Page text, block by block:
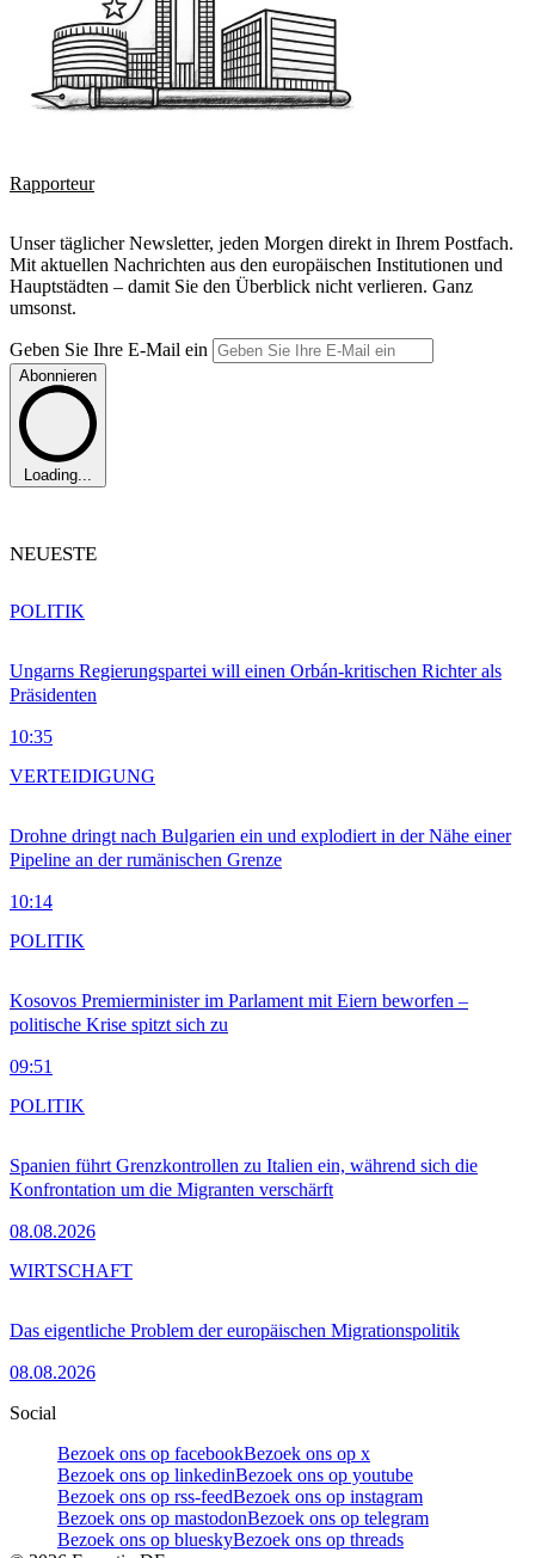
Rapporteur
Unser täglicher Newsletter, jeden Morgen direkt in Ihrem Postfach.
Mit aktuellen Nachrichten aus den europäischen Institutionen und
Hauptstädten – damit Sie den Überblick nicht verlieren. Ganz
umsonst.
Geben Sie Ihre E-Mail ein
Abonnieren
Loading...
NEUESTE
Ungarns Regierungspartei will einen Orbán-kritischen Richter als
Präsidenten
10:35
POLITIK
Drohne dringt nach Bulgarien ein und explodiert in der Nähe einer
Pipeline an der rumänischen Grenze
10:14
VERTEIDIGUNG
Kosovos Premierminister im Parlament mit Eiern beworfen –
politische Krise spitzt sich zu
09:51
POLITIK
Spanien führt Grenzkontrollen zu Italien ein, während sich die
Konfrontation um die Migranten verschärft
08.08.2026
POLITIK
Das eigentliche Problem der europäischen Migrationspolitik
08.08.2026
WIRTSCHAFT
Social
Bezoek ons op facebookBezoek ons op x
Bezoek ons op linkedinBezoek ons op youtube
Bezoek ons op rss-feedBezoek ons op instagram
Bezoek ons op mastodonBezoek ons op telegram
Bezoek ons op blueskyBezoek ons op threads